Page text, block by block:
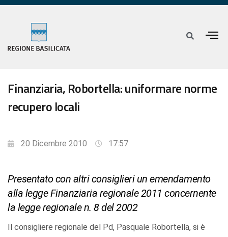
Finanziaria, Robortella: uniformare norme
recupero locali
20 Dicembre 2010 17:57
Presentato con altri consiglieri un emendamento
alla legge Finanziaria regionale 2011 concernente
la legge regionale n. 8 del 2002
Il consigliere regionale del Pd, Pasquale Robortella, si è